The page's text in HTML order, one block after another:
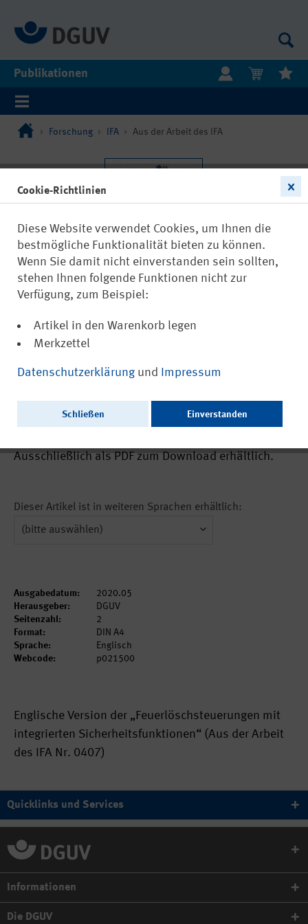
Publikationen
Forschung IFA Aus der Arbeit des IFA
integral safety functions (Focus on IFA
works Nr. 0407)
Ausschließlich als PDF zum Download erhältlich.
Dieser Artikel ist in weiteren Sprachen erhältlich:
Ausgabedatum:
2020.05
Herausgeber:
DGUV
Seitenzahl:
2
Format:
DIN A4
Sprache:
Englisch
Webcode:
p021500
Englische Version der „Feuerlöschsteuerungen mit
integrierten Sicherheitsfunktionen“ (Aus der Arbeit
des IFA Nr. 0407)
Quicklinks und Services
Informationen
Die DGUV
Cookie-Richtlinien
Diese Website verwendet Cookies, um Ihnen die
bestmögliche Funktionalität bieten zu können.
Wenn Sie damit nicht einverstanden sein sollten,
stehen Ihnen folgende Funktionen nicht zur
Verfügung, zum Beispiel:
Artikel in den Warenkorb legen
Merkzettel
Datenschutzerklärung und Impressum
Schließen Einverstanden